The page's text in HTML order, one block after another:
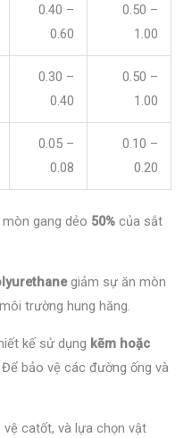
0.40 –
0.60
0.50 –
1.00
0.30 –
0.40
0.50 –
1.00
0.05 –
0.08
0.10 –
0.20
gang dẻo 50% của sắt
giảm sự ăn mòn
trường hung hăng.
kế sử dụng kẽm hoặc
Để bảo vệ các đường ống và
catốt, và lựa chọn vật